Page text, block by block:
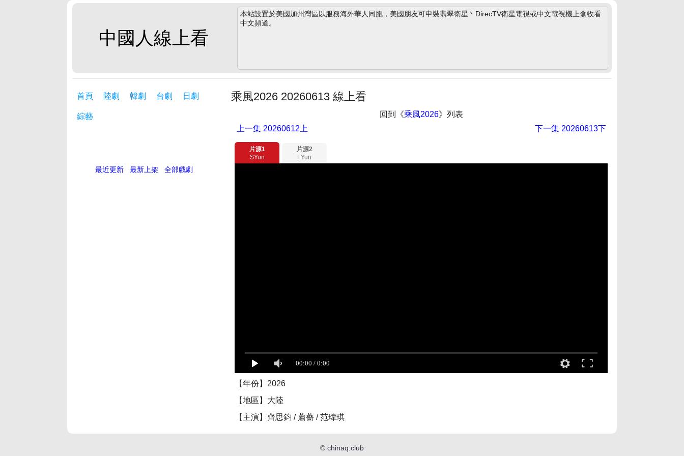
中國人線上看
本站設置於美國加州灣區以服務海外華人同胞，美國朋友可申裝翡翠衛星丶DirecTV衛星電視或中文電視機上盒收看
中文頻道。
首頁 陸劇 韓劇 台劇 日劇
綜藝
最近更新 最新上架 全部戲劇
乘風2026 20260613 線上看
回到《乘風2026》列表
上一集 20260612上 下一集20260613下
片源1
SYun
片源2
FYun
【年份】2026
【地區】大陸
【主演】齊思鈞 / 蕭薔 / 范瑋琪
© chinaq.club